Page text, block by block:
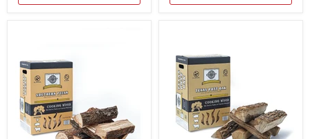
Pecan
Wood
Splits
Texas
Post
Oak
Wood
Splits